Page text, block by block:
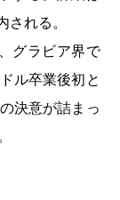
される。
グラビア界で
ル卒業後初と
決意が詰まっ